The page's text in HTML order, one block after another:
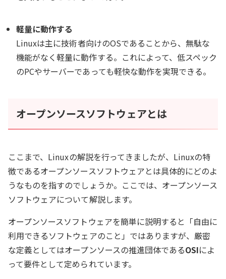
軽量に動作する
Linuxは主に技術者向けのOSであることから、無駄な
機能がなく軽量に動作する。これによって、低スペック
のPCやサーバーであっても軽快な動作を実現できる。
オープンソースソフトウェアとは
ここまで、Linuxの解説を行ってきましたが、Linuxの特
徴であるオープンソースソフトウェアとは具体的にどのよ
うなものを指すのでしょうか。ここでは、オープンソース
ソフトウェアについて解説します。
オープンソースソフトウェアを簡単に説明すると「自由に
利用できるソフトウェアのこと」ではありますが、厳密
な定義としてはオープンソースの推進団体であるOSIによ
って要件として定められています。